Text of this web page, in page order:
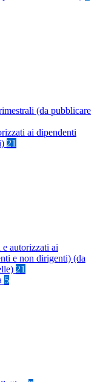
(da pubblicare
ai dipendenti
21
autorizzati ai
e non dirigenti) (da
21
5